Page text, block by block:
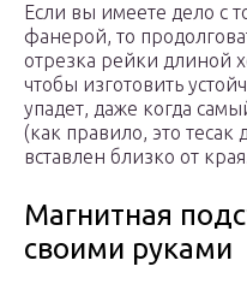
Если вы имеете дело с
фанерой, то
отрезка рейки длиной
чтобы изготовить
упадет, даже когда
(как правило, это тесак
вставлен близко от
Магнитная
своими руками